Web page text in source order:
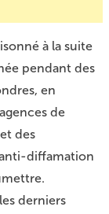
à la suite
pendant des
en
de
des
diffamation
derniers